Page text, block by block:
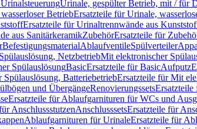
Urinale, gespülter Betrieb, mit / für
BetriebErsatzteile für Urinale,
Ersatzteile für Urinaltrennwände aus
aus SanitärkeramikZubehörErsatzteile für
BefestigungsmaterialAblaufventileSpülverteiler
NetzbetriebMit elektronischer
SpülauslösungBasicErsatzteile für BasicAufputz
BatteriebetriebErsatzteile für Mit
und ÜbergängeRenovierungssetsErsatzteile
Ersatzteile für Ablaufgarnituren für WCs und
AnschlussstutzenAnschlusssetsErsatzteile für
Ablaufgarnituren für UrinaleErsatzteile für